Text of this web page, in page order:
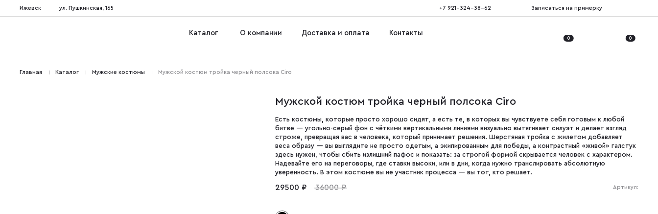
Ижевск ул. Пушкинская, 165 +7 921-324-38-62 Записаться на примерку
Каталог О компании Доставка и оплата Контакты
0 0
Главная Каталог Мужские костюмы Мужской костюм тройка черный полсока Ciro
Мужской костюм тройка черный полсока Ciro
Есть костюмы, которые просто хорошо сидят, а есть те, в которых вы чувствуете себя готовым к любой
битве — угольно-серый фон с чёткими вертикальными линиями визуально вытягивает силуэт и делает взгляд
строже, превращая вас в человека, который принимает решения. Шерстяная тройка с жилетом добавляет
веса образу — вы выглядите не просто одетым, а экипированным для победы, а контрастный «живой» галстук
здесь нужен, чтобы сбить излишний пафос и показать: за строгой формой скрывается человек с характером.
Надевайте его на переговоры, где ставки высоки, или в дни, когда нужно транслировать абсолютную
уверенность. В этом костюме вы не участник процесса — вы тот, кто решает.
29500 ₽ 36000 ₽ Артикул: